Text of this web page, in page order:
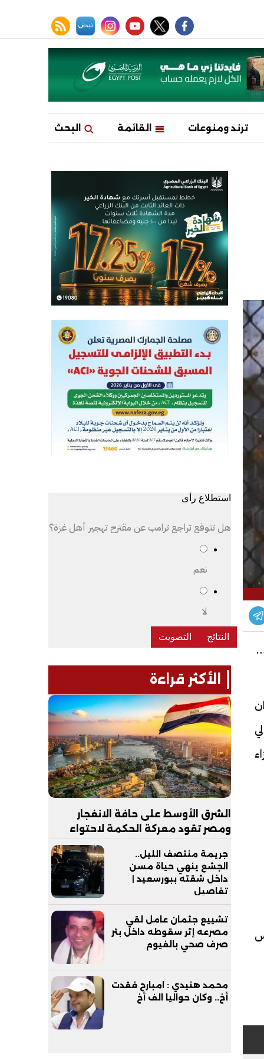
facebook
twitter
youtube
instagram
نبض rss feed
ترند ومنوعات القائمة البحث
استطلاع رأى
هل تتوقع تراجع ترامب عن مقترح تهجير أهل غزة؟
نعم
لا
الأكثر قراءة
الشرق الأوسط على حافة الانفجار
ومصر تقود معركة الحكمة لاحتواء
جريمة منتصف الليل..
الجشع ينهي حياة مسن
داخل شقته ببورسعيد |
تفاصيل
تشييع جثمان عامل لقي
مصرعه إثر سقوطه داخل بئر
صرف صحي بالفيوم
محمد هنيدي : امبارح فقدت
أخ.. وكان حواليا الف أخ